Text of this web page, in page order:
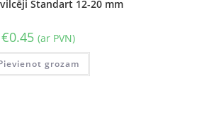
Standart 12-20 mm
€0.45 (ar PVN)
grozam